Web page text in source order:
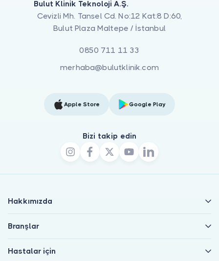
Bulut Klinik Teknoloji A.Ş.
Cevizli Mh. Tansel Cd. No:12 Kat:8 D:60,
Bulut Plaza Maltepe / İstanbul
0850 711 11 33
merhaba@bulutklinik.com
Apple Store Google Play
Bizi takip edin
Hakkımızda
Branşlar
Hastalar için